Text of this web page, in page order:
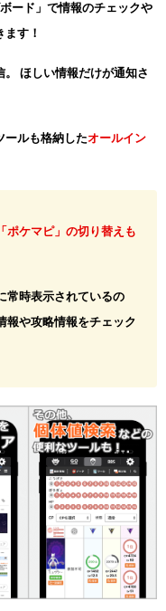
ード」で情報のチェックや
す！
。 ほしい情報だけが通知さ
ールも格納したオールイン
ポケマピ」の切り替えも
常時表示されているの
報や攻略情報をチェック